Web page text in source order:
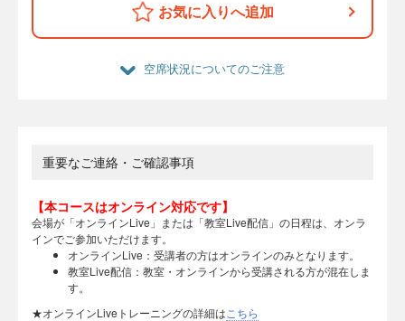
お気に入りへ追加
空席状況についてのご注意
重要なご連絡・ご確認事項
【本コースはオンライン対応です】
会場が「オンラインLive」または「教室Live配信」の日程は、オンラ
インでご参加いただけます。
オンラインLive：受講者の方はオンラインのみとなります。
教室Live配信：教室・オンラインから受講される方が混在しま
す。
★オンラインLiveトレーニングの詳細は こちら